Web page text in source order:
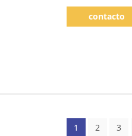
RFID de 5V USB para
controle de acesso
contacto
1 2 3